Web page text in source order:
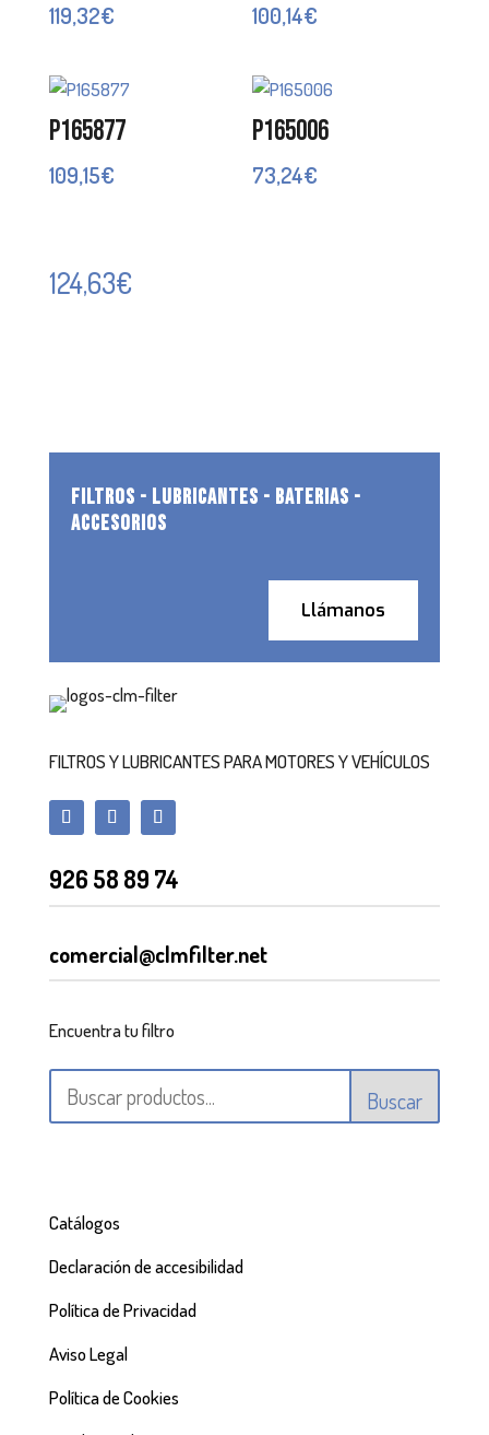
119,32€ 100,14€
P165877
109,15€
P165006
73,24€
124,63€
FILTROS - LUBRICANTES - BATERIAS -
ACCESORIOS
Llámanos
FILTROS Y LUBRICANTES PARA MOTORES Y VEHÍCULOS
926 58 89 74
comercial@clmfilter.net
Encuentra tu filtro
Buscar
Catálogos
Declaración de accesibilidad
Política de Privacidad
Aviso Legal
Política de Cookies